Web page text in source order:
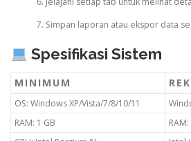
Simpan laporan atau ekspor data
Spesifikasi Sistem
MINIMUM
OS: Windows XP/Vista/7/8/10/11
RAM: 1 GB